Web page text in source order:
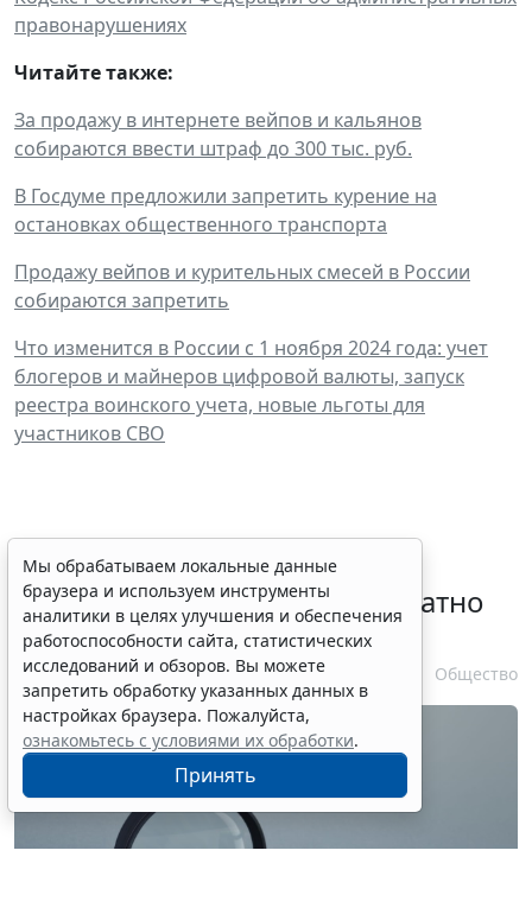
правонарушениях
Читайте также:
За продажу в интернете вейпов и кальянов
собираются ввести штраф до 300 тыс. руб.
В Госдуме предложили запретить курение на
остановках общественного транспорта
Продажу вейпов и курительных смесей в России
собираются запретить
Что изменится в России с 1 ноября 2024 года: учет
блогеров и майнеров цифровой валюты, запуск
реестра воинского учета, новые льготы для
участников СВО
Временное удостоверение
личности оформляется бесплатно
при утрате паспорта
7 августа 2026 17:55 Общество
Мы обрабатываем локальные данные
браузера и используем инструменты
аналитики в целях улучшения и обеспечения
работоспособности сайта, статистических
исследований и обзоров. Вы можете
запретить обработку указанных данных в
настройках браузера. Пожалуйста,
ознакомьтесь с условиями их обработки.
Принять